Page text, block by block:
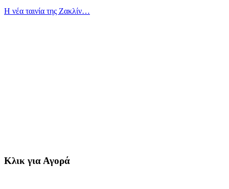
Η νέα ταινία της Ζακλίν…
Κλικ για Αγορά